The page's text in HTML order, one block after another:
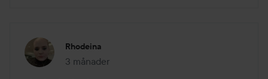
Rhodeina
3 månader
Inlägget skapades 3 månader